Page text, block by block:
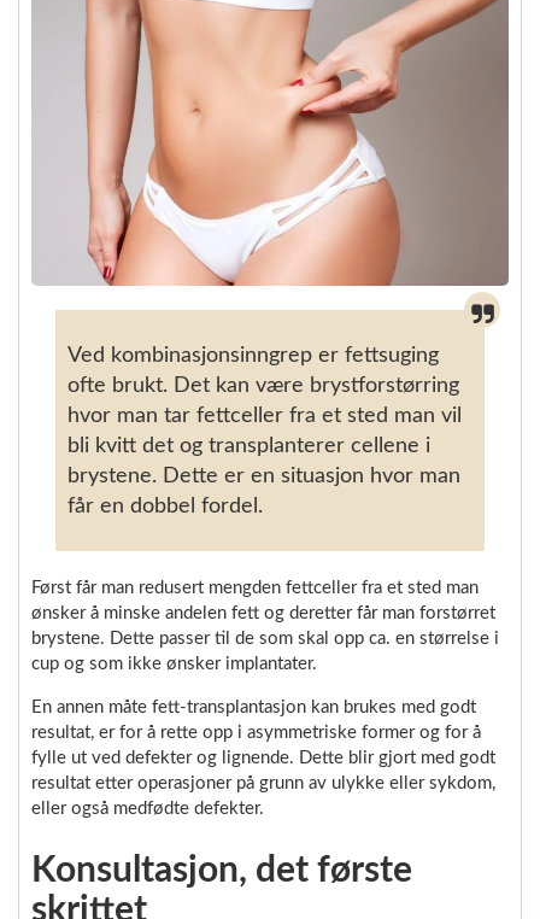
Ved kombinasjonsinngrep er fettsuging
ofte brukt. Det kan være brystforstørring
hvor man tar fettceller fra et sted man vil
bli kvitt det og transplanterer cellene i
brystene. Dette er en situasjon hvor man
får en dobbel fordel.
Først får man redusert mengden fettceller fra et sted man
ønsker å minske andelen fett og deretter får man forstørret
brystene. Dette passer til de som skal opp ca. en størrelse i
cup og som ikke ønsker implantater.
En annen måte fett-transplantasjon kan brukes med godt
resultat, er for å rette opp i asymmetriske former og for å
fylle ut ved defekter og lignende. Dette blir gjort med godt
resultat etter operasjoner på grunn av ulykke eller sykdom,
eller også medfødte defekter.
Konsultasjon, det første
skrittet